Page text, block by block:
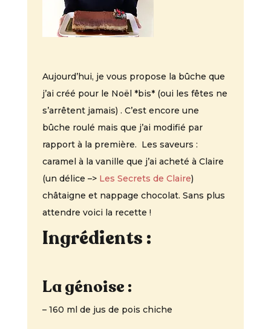
Aujourd’hui, je vous propose la bûche que
j’ai créé pour le Noël *bis* (oui les fêtes ne
s’arrêtent jamais) . C’est encore une
bûche roulé mais que j’ai modifié par
rapport à la première. Les saveurs :
caramel à la vanille que j’ai acheté à Claire
(un délice –> Les Secrets de Claire)
châtaigne et nappage chocolat. Sans plus
attendre voici la recette !
Ingrédients :
La génoise :
– 160 ml de jus de pois chiche